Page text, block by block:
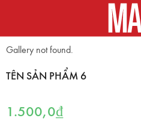
Gallery not found.
TÊN SẢN PHẨM 6
1.500,0₫